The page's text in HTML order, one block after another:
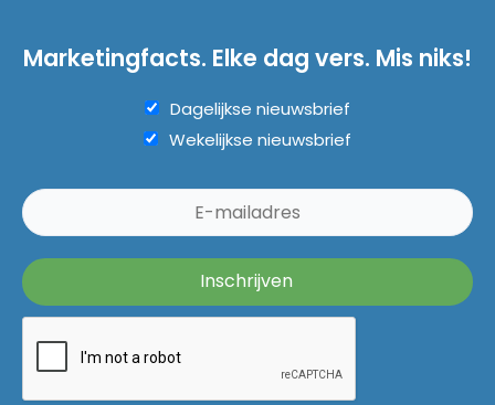
Marketingfacts. Elke dag vers. Mis niks!
Dagelijkse nieuwsbrief
Wekelijkse nieuwsbrief